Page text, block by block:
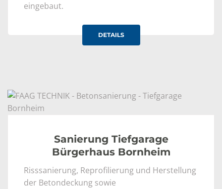
eingebaut.
DETAILS
Sanierung Tiefgarage
Bürgerhaus Bornheim
Risssanierung, Reprofilierung und Herstellung
der Betondeckung sowie